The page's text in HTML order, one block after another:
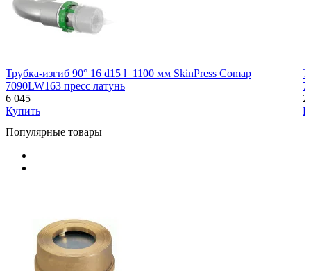
Трубка-изгиб 90° 16 d15 l=1100 мм SkinPress Comap
7090LW163 пресс латунь
6 045
Купить
2
Популярные товары